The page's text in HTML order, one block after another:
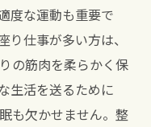
度な運動も重要で
仕事が多い方は、
の筋肉を柔らかく保
生活を送るために
も欠かせません。整